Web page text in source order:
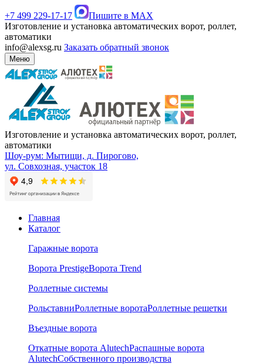
+7 499 229-17-17
Пишите в MAX
Изготовление и установка автоматических ворот, роллет,
автоматики
info@alexsg.ru Заказать обратный звонок
Меню
Изготовление и установка автоматических ворот, роллет,
автоматики
Шоу-рум: Мытищи, д. Пирогово,
ул. Совхозная, участок 18
Главная
Каталог
Гаражные ворота
Ворота PrestigeВорота Trend
Роллетные системы
РольставниРоллетные воротаРоллетные решетки
Въездные ворота
Откатные ворота AlutechРаспашные ворота
AlutechСобственного производства